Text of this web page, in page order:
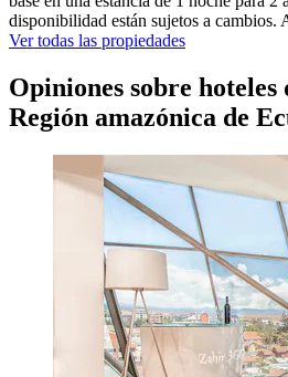
disponibilidad están sujetos a cambios.
Ver todas las propiedades
Opiniones sobre hoteles
Región amazónica de